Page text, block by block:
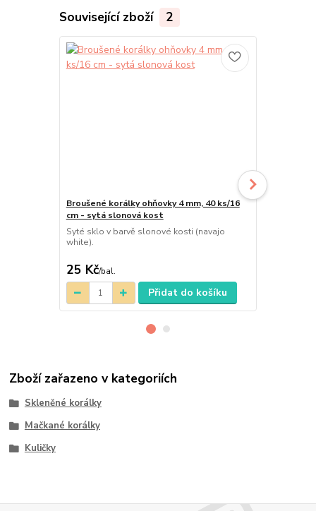
Související zboží 2
Broušené korálky ohňovky 4 mm, 40 ks/16
cm - sytá slonová kost
Syté sklo v barvě slonové kosti (navajo
white).
25 Kč/bal.
Přidat do košíku
Zboží zařazeno v kategoriích
Skleněné korálky
Mačkané korálky
Kuličky